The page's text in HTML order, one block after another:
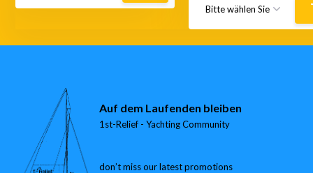
Auf dem Laufenden bleiben
1st-Relief - Yachting Community
don’t miss our latest promotions